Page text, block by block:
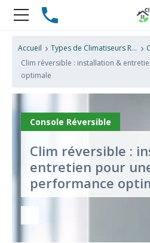
Console Réversible
Clim réversible :
entretien pour
performance
Accueil › Types de Climatiseurs Réversibles ›
Clim réversible : installation &
optimale